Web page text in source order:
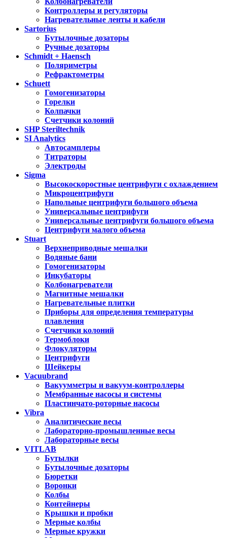
Контроллеры и регуляторы
Нагревательные ленты и кабели
Sartorius
Бутылочные дозаторы
Ручные дозаторы
Schmidt + Haensch
Поляриметры
Рефрактометры
Schuett
Гомогенизаторы
Горелки
Колпачки
Счетчики колоний
SHP Steriltechnik
SI Analytics
Автосамплеры
Титраторы
Электроды
Sigma
Высокоскоростные центрифуги с охлаждением
Микроцентрифуги
Напольные центрифуги большого объема
Универсальные центрифуги
Универсальные центрифуги большого объема
Центрифуги малого объема
Stuart
Верхнеприводные мешалки
Водяные бани
Гомогенизаторы
Инкубаторы
Колбонагреватели
Магнитные мешалки
Нагревательные плитки
Приборы для определения температуры
плавления
Счетчики колоний
Термоблоки
Флокуляторы
Центрифуги
Шейкеры
Vacuubrand
Вакуумметры и вакуум-контроллеры
Мембранные насосы и системы
Пластинчато-роторные насосы
Vibra
Аналитические весы
Лабораторно-промышленные весы
Лабораторные весы
VITLAB
Бутылки
Бутылочные дозаторы
Бюретки
Воронки
Колбы
Контейнеры
Крышки и пробки
Мерные колбы
Мерные кружки